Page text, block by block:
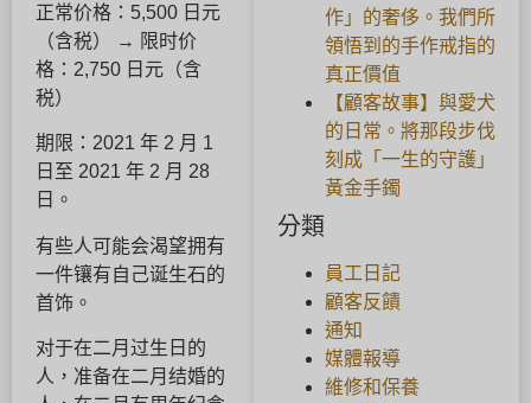
正常价格：5,500 日元
（含税） → 限时价
格：2,750 日元（含
税）
期限：2021 年 2 月 1
日至 2021 年 2 月 28
日。
有些人可能会渴望拥有
一件镶有自己诞生石的
首饰。
对于在二月过生日的
人，准备在二月结婚的
作」的奢侈。我們所
領悟到的手作戒指的
真正價值
【顧客故事】與愛犬
的日常。將那段步伐
刻成「一生的守護」
黃金手鐲
分類
員工日記
顧客反饋
通知
媒體報導
維修和保養